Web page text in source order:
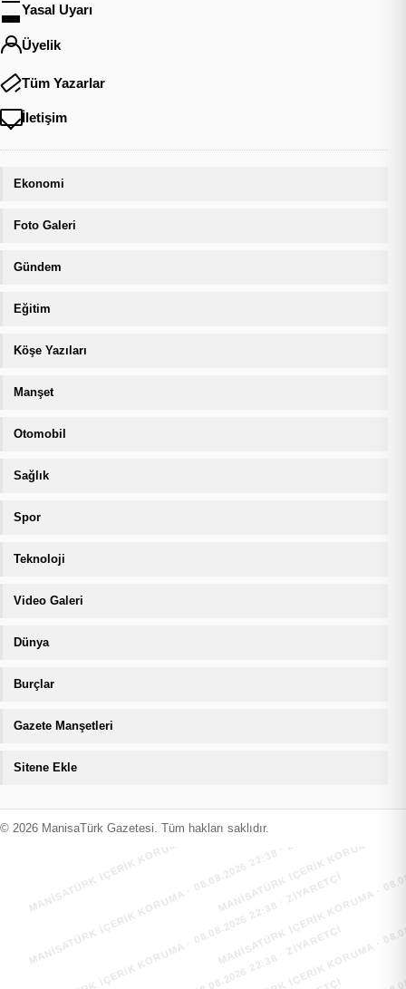
Yasal Uyarı
Üyelik
Tüm Yazarlar
İletişim
Ekonomi
Foto Galeri
Gündem
Eğitim
Köşe Yazıları
Manşet
Otomobil
Sağlık
Spor
Teknoloji
Video Galeri
Dünya
Burçlar
Gazete Manşetleri
Sitene Ekle
© 2026 ManisaTürk Gazetesi. Tüm hakları saklıdır.
MANİSATÜRK İÇERİK KORUMA · 08.08.2026 22:38 · ZIYARETÇI
MANİSATÜRK İÇERİK KORUMA
MANİSATÜRK İÇERİK KORUMA · 08.08.2026 22:38 · ZIYARETÇI
MANİSATÜRK İÇERİK KORUMA
MANİSATÜRK İÇERİK KORUMA · 08.08.2026 22:38 · ZIYARETÇI
MANİSATÜRK İÇERİK KORUMA